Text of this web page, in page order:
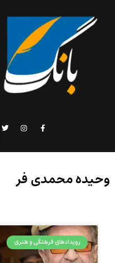
وحیده محمدی فر
رویدادهای فرهنگی و هنری